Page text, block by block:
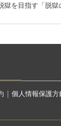
獄を目指す「脱
| 個人情報保護方